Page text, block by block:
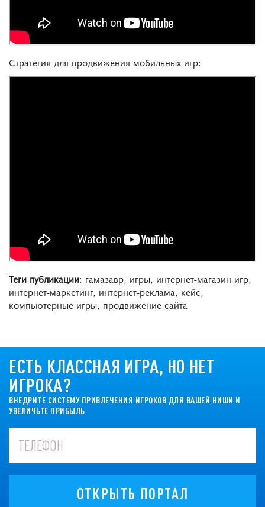
Стратегия для продвижения мобильных игр:
Теги публикации: гамазавр, игры, интернет-магазин игр,
интернет-маркетинг, интернет-реклама, кейс,
компьютерные игры, продвижение сайта
ЕСТЬ КЛАССНАЯ ИГРА, НО НЕТ
ИГРОКА?
ВНЕДРИТЕ СИСТЕМУ ПРИВЛЕЧЕНИЯ ИГРОКОВ ДЛЯ ВАШЕЙ НИШИ И
УВЕЛИЧЬТЕ ПРИБЫЛЬ
ОТКРЫТЬ ПОРТАЛ